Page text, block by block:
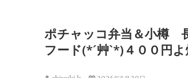
ポチャッコ弁当＆小樽
フード(*´艸`*)４００円